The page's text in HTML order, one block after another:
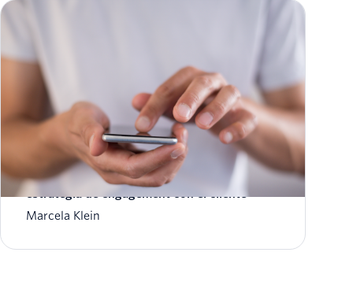
Notificaciones en WhatsApp Business como
estrategia de engagement con el cliente
Marcela Klein